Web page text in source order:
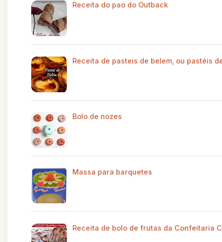
Receita do pao do Outback
Receita de pasteis de belem, ou pastéis
Bolo de nozes
Massa para barquetes
Receita de bolo de frutas da Confeitaria